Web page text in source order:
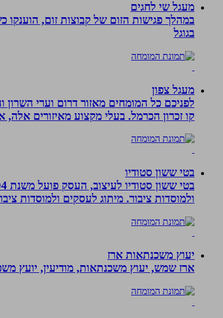
מעגל שי לחגים
במהלך פגישות הזום של קבוצות זום,
בגוגל
מעגל צפון
לפניכם כל המומחים מאזור דרום וערי
קו זכרון הכרמל. בעלי מקצוע מאיזורים אלה,
בטי ששון סטודיו
ולמוסדות ציבור. מיתוג לעסקים ולמוסדות
יעוץ משכנתאות ארז
ארז שמש, יעוץ משכנתאות, מודיעין, יועץ